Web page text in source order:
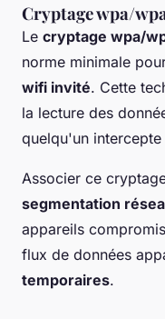
Cryptage wpa/
Le cryptage wpa/
norme minimale
wifi invité. Cette
la lecture des
quelqu'un
Associer ce
segmentation
appareils
flux de données
temporaires.